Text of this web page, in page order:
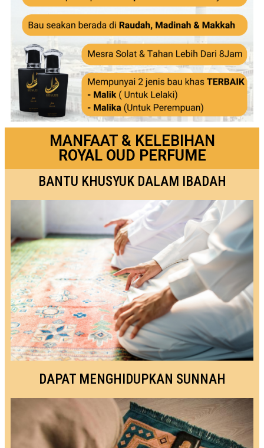
MANFAAT & KELEBIHAN
ROYAL OUD PERFUME
BANTU KHUSYUK DALAM IBADAH
DAPAT MENGHIDUPKAN SUNNAH